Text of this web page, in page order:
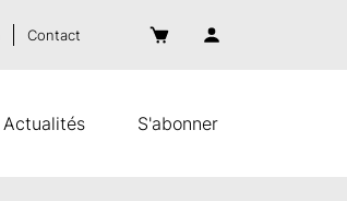
Actualités S'abonner
Contact